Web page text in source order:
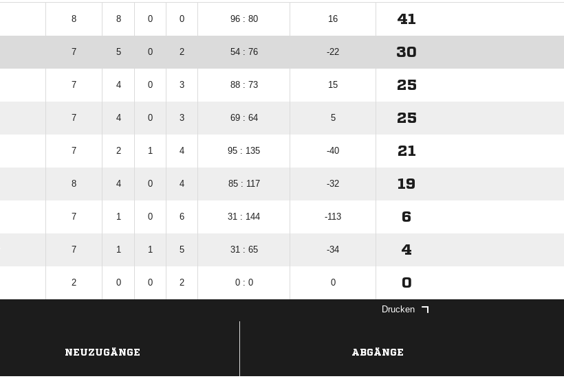
8 8 0 0 96 : 80 16 41
7 5 0 2 54 : 76 -22 30
7 4 0 3 88 : 73 15 25
7 4 0 3 69 : 64 5 25
7 2 1 4 95 : 135 -40 21
8 4 0 4 85 : 117 -32 19
7 1 0 6 31 : 144 -113 6
7 1 1 5 31 : 65 -34 4
2 0 0 2 0 : 0 0 0
Drucken
NEUZUGÄNGE ABGÄNGE